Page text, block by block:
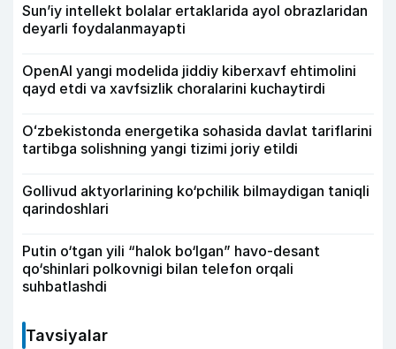
Sun’iy intellekt bolalar ertaklarida ayol obrazlaridan
deyarli foydalanmayapti
OpenAI yangi modelida jiddiy kiberxavf ehtimolini
qayd etdi va xavfsizlik choralarini kuchaytirdi
Oʻzbekistonda energetika sohasida davlat tariflarini
tartibga solishning yangi tizimi joriy etildi
Gollivud aktyorlarining ko‘pchilik bilmaydigan taniqli
qarindoshlari
Putin o‘tgan yili “halok bo‘lgan” havo-desant
qo‘shinlari polkovnigi bilan telefon orqali
suhbatlashdi
Tavsiyalar